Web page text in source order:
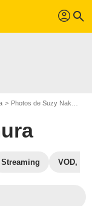
profil search
Photos de Suzy Nakamura
Streaming VOD,